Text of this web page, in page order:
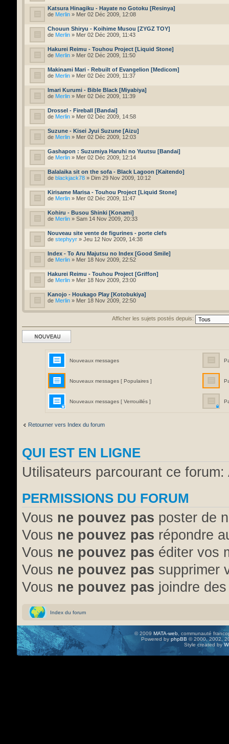
Katsura Hinagiku - Hayate no Gotoku [Resinya]
de Merlin » Mer 02 Déc 2009, 12:08
Chouun Shiryu - Koihime Musou [ZYGZ TOY]
de Merlin » Mer 02 Déc 2009, 11:43
Hakurei Reimu - Touhou Project [Liquid Stone]
de Merlin » Mer 02 Déc 2009, 11:50
Makinami Mari - Rebuilt of Evangelion [Medicom]
de Merlin » Mer 02 Déc 2009, 11:37
Imari Kurumi - Bible Black [Miyabiya]
de Merlin » Mer 02 Déc 2009, 11:39
Drossel - Fireball [Bandai]
de Merlin » Mer 02 Déc 2009, 14:58
Suzune - Kisei Jyui Suzune [Aizu]
de Merlin » Mer 02 Déc 2009, 12:03
Gashapon : Suzumiya Haruhi no Yuutsu [Bandai]
de Merlin » Mer 02 Déc 2009, 12:14
Balalaika sit on the sofa - Black Lagoon [Kaitendo]
de blackjack78 » Dim 29 Nov 2009, 10:12
Kirisame Marisa - Touhou Project [Liquid Stone]
de Merlin » Mer 02 Déc 2009, 11:47
Kohiru - Busou Shinki [Konami]
de Merlin » Sam 14 Nov 2009, 20:33
Nouveau site vente de figurines - porte clefs
de stephyyr » Jeu 12 Nov 2009, 14:38
Index - To Aru Majutsu no Index [Good Smile]
de Merlin » Mer 18 Nov 2009, 22:52
Hakurei Reimu - Touhou Project [Griffon]
de Merlin » Mer 18 Nov 2009, 23:00
Kanojo - Houkago Play [Kotobukiya]
de Merlin » Mer 18 Nov 2009, 22:50
Afficher les sujets postés depuis:
Ecrire un nouveau
Nouveaux messages
Nouveaux messages [ Populaires ]
Nouveaux messages [ Verrouillés ]
Retourner vers Index du forum
QUI EST EN LIGNE
Utilisateurs parcourant ce
PERMISSIONS DU FORUM
Vous ne pouvez pas poster de
Vous ne pouvez pas répondre
Vous ne pouvez pas éditer vos
Vous ne pouvez pas supprimer
Vous ne pouvez pas joindre
Index du forum
© 2009 MATA-web , communauté
Powered by phpBB © 2000, 2002,
Style created by